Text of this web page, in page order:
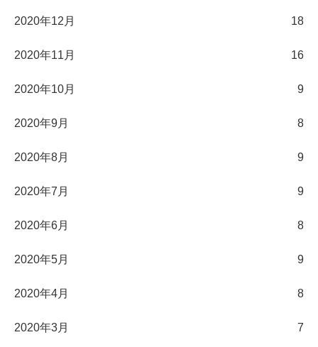
2020年12月 18
2020年11月 16
2020年10月 9
2020年9月 8
2020年8月 9
2020年7月 9
2020年6月 8
2020年5月 9
2020年4月 8
2020年3月 7